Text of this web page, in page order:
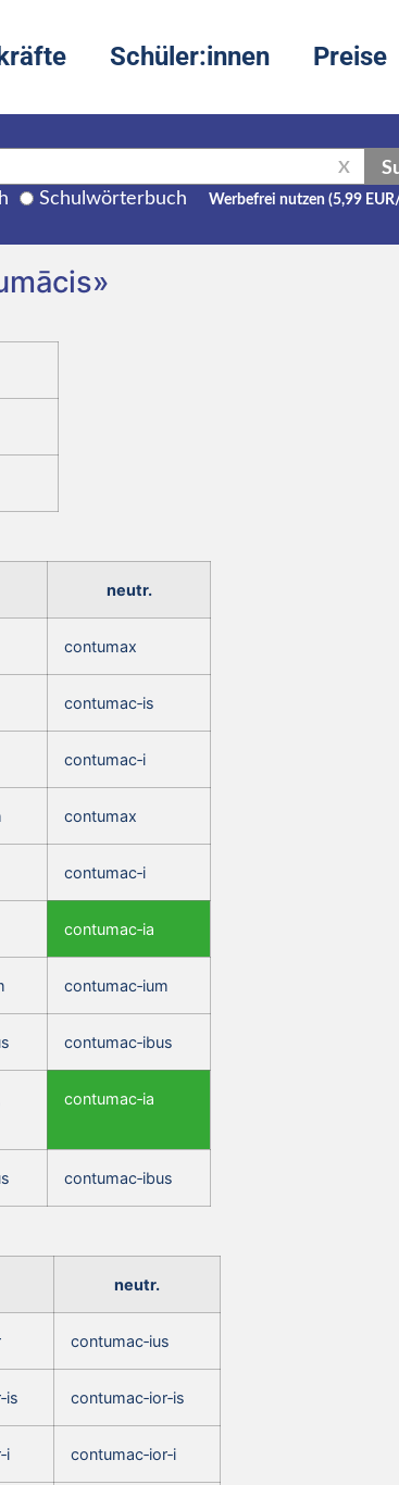
Schüler:innen Preise
X
Schulwörterbuch Werbefrei nutzen (5,99
neutr.
contumax
contumac‑is
contumac‑i
contumax
contumac‑i
contumac‑ia
contumac‑ium
contumac‑ibus
contumac‑ia
contumac‑ibus
neutr.
contumac‑ius
contumac‑ior‑is
contumac‑ior‑i